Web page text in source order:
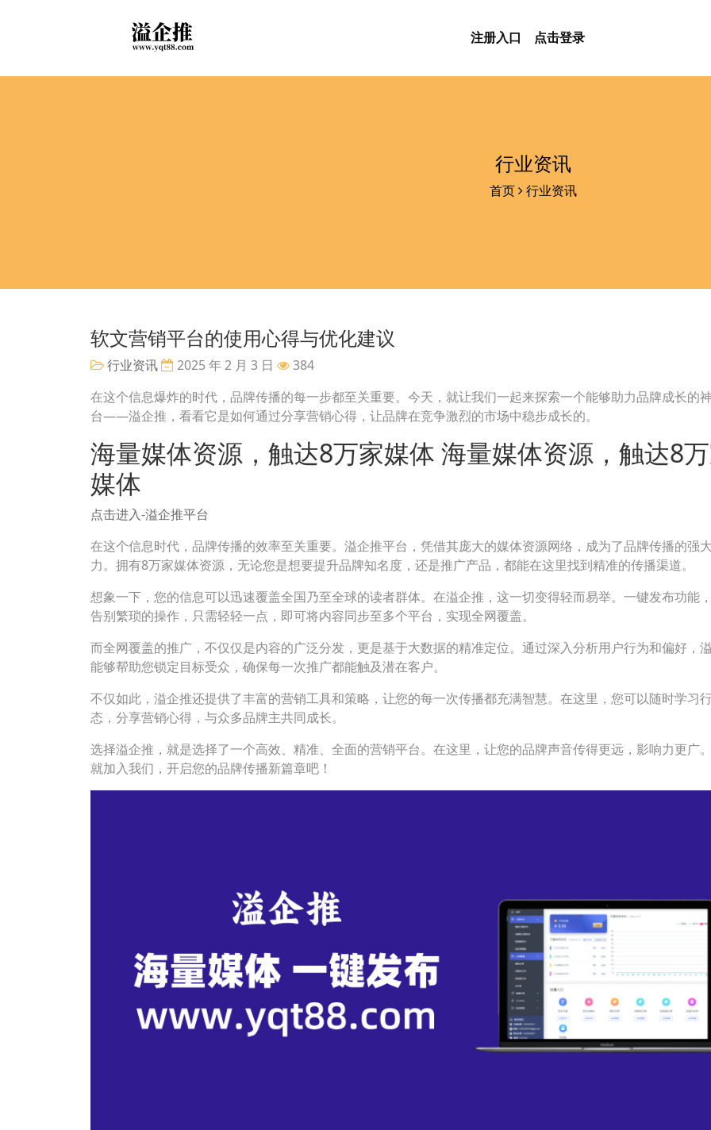
注册入口 点击登录
行业资讯
首页 行业资讯
软文营销平台的使用心得与优化建议
行业资讯 2025 年 2 月 3 日
384
在这个信息爆炸的时代，品牌传播的每一步都至关重要。今天，就让我们一起来探索一个能够助力品牌成长的
台——溢企推，看看它是如何通过分享营销心得，让品牌在竞争激烈的市场中稳步成长的。
海量媒体资源，触达8万家媒体 海量媒体资源，触达8
媒体
点击进入-溢企推平台
在这个信息时代，品牌传播的效率至关重要。溢企推平台，凭借其庞大的媒体资源网络，成为了品牌传播的强
力。拥有8万家媒体资源，无论您是想要提升品牌知名度，还是推广产品，都能在这里找到精准的传播渠道。
想象一下，您的信息可以迅速覆盖全国乃至全球的读者群体。在溢企推，这一切变得轻而易举。一键发布功能
告别繁琐的操作，只需轻轻一点，即可将内容同步至多个平台，实现全网覆盖。
而全网覆盖的推广，不仅仅是内容的广泛分发，更是基于大数据的精准定位。通过深入分析用户行为和偏好，
能够帮助您锁定目标受众，确保每一次推广都能触及潜在客户。
不仅如此，溢企推还提供了丰富的营销工具和策略，让您的每一次传播都充满智慧。在这里，您可以随时学习
态，分享营销心得，与众多品牌主共同成长。
选择溢企推，就是选择了一个高效、精准、全面的营销平台。在这里，让您的品牌声音传得更远，影响力更广
就加入我们，开启您的品牌传播新篇章吧！